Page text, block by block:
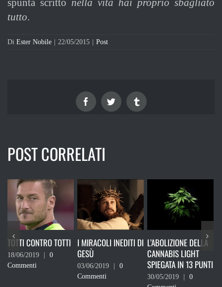
tutto.
Di Ester Nobile | 22/05/2015 | Post
FacebookTwitter Tumblr
POST CORRELATI
I MIRACOLI INEDITI DI
GESÙ
03/06/2019
L’ABOLIZIONE DELLA
CANNABIS LIGHT
SPIEGATA IN 13 PUNTI
30/05/2019
RICORDATI CHE NON
DEVI VOTARE
24/05/2019
0
Commenti